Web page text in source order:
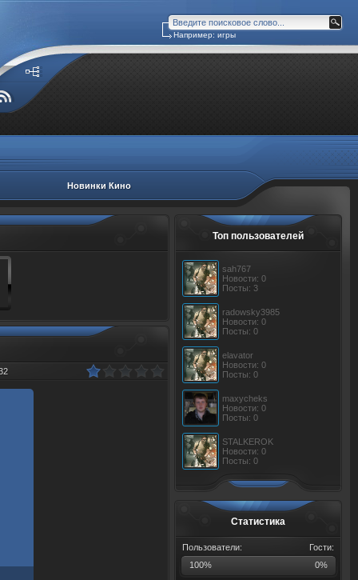
Например: игры
Новинки Кино
Топ пользователей
sah767
Новости: 0
Посты: 3
radowsky3985
Новости: 0
Посты: 0
elavator
Новости: 0
Посты: 0
maxycheks
Новости: 0
Посты: 0
STALKEROK
Новости: 0
Посты: 0
Статистика
Гости:
Пользователи:
100%
0%